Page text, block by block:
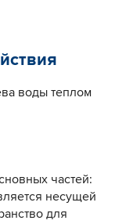
воды теплом
частей:
несущей
для